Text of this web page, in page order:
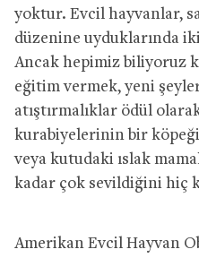
yoktur. Evcil hayvanlar,
düzenine uyduklarında
Ancak hepimiz biliyoruz
eğitim vermek, yeni
atıştırmalıklar ödül
kurabiyelerinin bir
veya kutudaki ıslak
kadar çok sevildiğini hiç
Amerikan Evcil Hayvan